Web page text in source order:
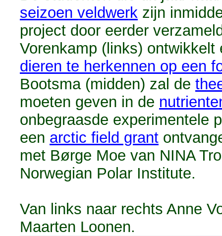
seizoen veldwerk zijn
project door eerder
Vorenkamp (links)
dieren te herkennen op een
Bootsma (midden) zal de
moeten geven in de
onbegraasde experimentele
een arctic field grant
met Børge Moe van NINA
Norwegian Polar Institute.
Van links naar rechts Anne
Maarten Loonen.